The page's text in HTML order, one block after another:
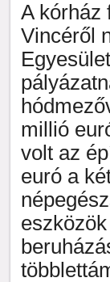
A kórház
Vincéről
millió
volt az
euró a